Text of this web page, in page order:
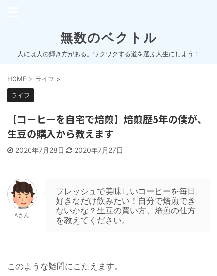
無数のベクトル
人には人の輝き方がある。ワクワクする道を選ぶ人生にしよう！
HOME > ライフ >
ライフ
【コーヒーを自宅で焙煎】焙煎歴5年の僕が、
生豆の購入から教えます
2020年7月28日 2020年7月27日
Aさん
フレッシュで美味しいコーヒーを毎日
好きなだけ飲みたい！自分で焙煎でき
ないかな？生豆の買い方、焙煎の仕方
を教えてください。
このような疑問にこたえます。